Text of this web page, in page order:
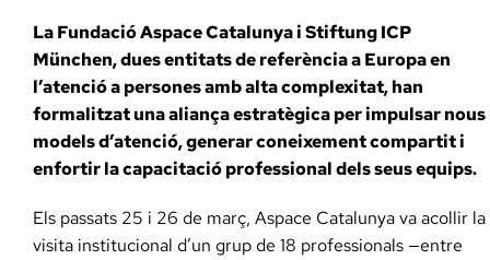
La Fundació Aspace Catalunya i Stiftung ICP
München, dues entitats de referència a Europa en
l’atenció a persones amb alta complexitat, han
formalitzat una aliança estratègica per impulsar nous
models d’atenció, generar coneixement compartit i
enfortir la capacitació professional dels seus equips.
Els passats 25 i 26 de març, Aspace Catalunya va acollir la
visita institucional d’un grup de 18 professionals —entre